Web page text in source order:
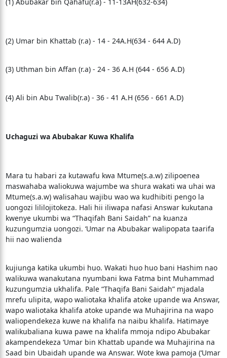
(2) Umar bin Khattab (r.a) - 14 - 24A.H(634 - 644 A.D)
(3) Uthman bin Affan (r.a) - 24 - 36 A.H (644 - 656 A.D)
(4) Ali bin Abu Twalib(r.a) - 36 - 41 A.H (656 - 661 A.D)
Uchaguzi wa Abubakar Kuwa Khalifa
Mara tu habari za kutawafu kwa Mtume(s.a.w) zilipoenea
maswahaba waliokuwa wajumbe wa shura wakati wa uhai wa
Mtume(s.a.w) walisahau wajibu wao wa kudhibiti pengo la
uongozi lililojitokeza. Hali hii iliwapa nafasi Answar kukutana
kwenye ukumbi wa “Thaqifah Bani Saidah” na kuanza
kuzungumzia uongozi. ‘Umar na Abubakar walipopata taarifa
hii nao walienda
kujiunga katika ukumbi huo. Wakati huo huo bani Hashim nao
walikuwa wanakutana nyumbani kwa Fatma bint Muhammad
kuzungumzia ukhalifa. Pale “Thaqifa Bani Saidah” mjadala
mrefu ulipita, wapo waliotaka khalifa atoke upande wa Answar,
wapo waliotaka khalifa atoke upande wa Muhajirina na wapo
waliopendekeza kuwe na khalifa na naibu khalifa. Hatimaye
walikubaliana kuwa pawe na khalifa mmoja ndipo Abubakar
akampendekeza ‘Umar bin Khattab upande wa Muhajirina na
Saad bin Ubaidah upande wa Answar. Wote kwa pamoja (‘Umar